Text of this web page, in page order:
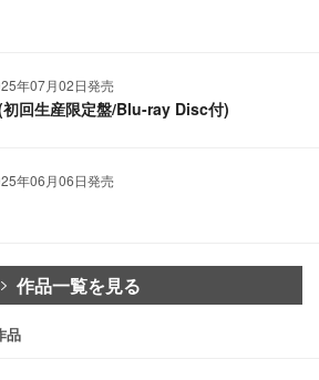
年07月02日発売
回生産限定盤/Blu-ray Disc付)
年06月06日発売
作品一覧を見る
品